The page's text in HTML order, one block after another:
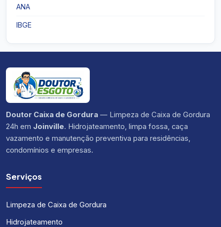
ANA
IBGE
Doutor Caixa de Gordura — Limpeza de Caixa de Gordura
24h em Joinville. Hidrojateamento, limpa fossa, caça
vazamento e manutenção preventiva para residências,
condomínios e empresas.
Serviços
Limpeza de Caixa de Gordura
Hidrojateamento